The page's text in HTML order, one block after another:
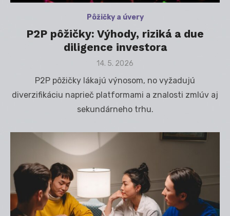
Pôžičky a úvery
P2P pôžičky: Výhody, riziká a due
diligence investora
Posted
14. 5. 2026
P2P pôžičky lákajú výnosom, no vyžadujú
diverzifikáciu naprieč platformami a znalosti zmlúv aj
sekundárneho trhu.